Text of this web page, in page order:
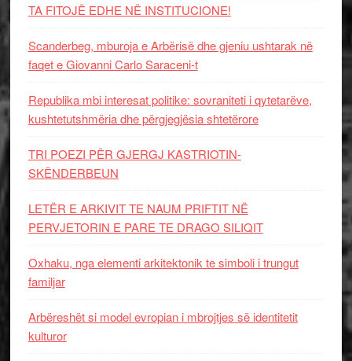
TA FITOJË EDHE NË INSTITUCIONE!
Scanderbeg, mburoja e Arbërisë dhe gjeniu ushtarak në
faqet e Giovanni Carlo Saraceni-t
Republika mbi interesat politike: sovraniteti i qytetarëve,
kushtetutshmëria dhe përgjegjësia shtetërore
TRI POEZI PËR GJERGJ KASTRIOTIN-
SKËNDERBEUN
LETËR E ARKIVIT TE NAUM PRIFTIT NË
PERVJETORIN E PARE TE DRAGO SILIQIT
Oxhaku, nga elementi arkitektonik te simboli i trungut
familjar
Arbëreshët si model evropian i mbrojtjes së identitetit
kulturor